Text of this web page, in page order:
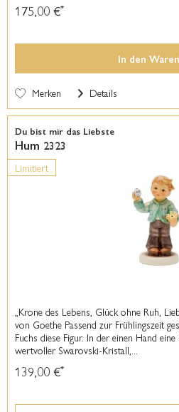
175,00 €*
In den
Merken Details
Limitiert
Du bist mir das Liebste
Hum 2323
„Krone des Lebens, Glück ohne Ruh,
von Goethe Passend zur Frühlingszeit
Fuchs diese Figur. In der einen Hand
wertvoller Swarovski-Kristall,...
139,00 €*